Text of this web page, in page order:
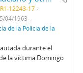
12243-17
04/1963
de la Policía de la
durante el
la víctima Domingo